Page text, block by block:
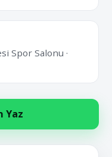
Spor Salonu ·
Yaz